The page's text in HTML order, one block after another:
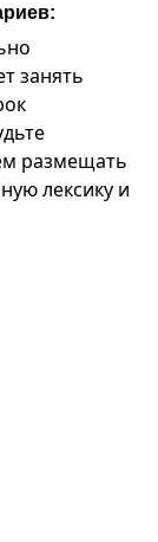
занять
размещать
лексику и